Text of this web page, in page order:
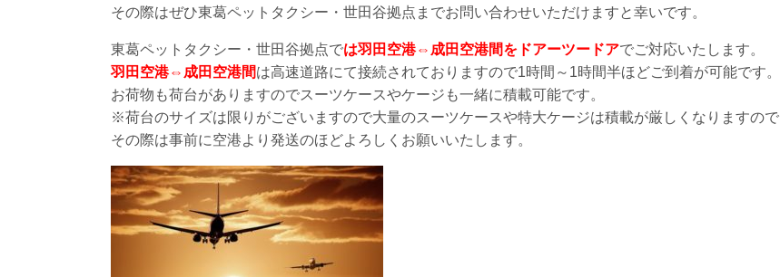
その際はぜひ東葛ペットタクシー・世田谷拠点までお問い合わせいただけますと幸いです。
東葛ペットタクシー・世田谷拠点では羽田空港⇔成田空港間をドアーツードアでご対応いたします。
羽田空港⇔成田空港間は高速道路にて接続されておりますので1時間～1時間半ほどご到着が可能です。
お荷物も荷台がありますのでスーツケースやケージも一緒に積載可能です。
※荷台のサイズは限りがございますので大量のスーツケースや特大ケージは積載が厳しくなりますので
その際は事前に空港より発送のほどよろしくお願いいたします。